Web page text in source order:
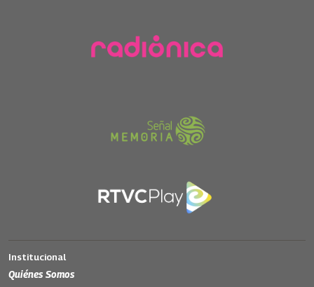
Institucional
Quiénes Somos